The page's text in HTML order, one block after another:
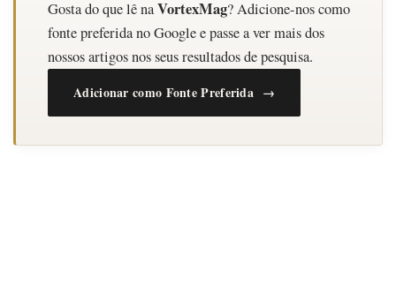
Gosta do que lê naVortexMag? Adicione-nos como
fonte preferida no Google e passe a ver mais dos
nossos artigos nos seus resultados de pesquisa.
Adicionar como Fonte Preferida →